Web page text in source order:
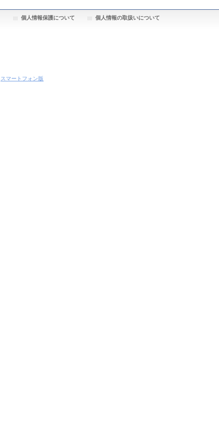
個人情報保護について 個人情報の取扱いについて
スマートフォン版